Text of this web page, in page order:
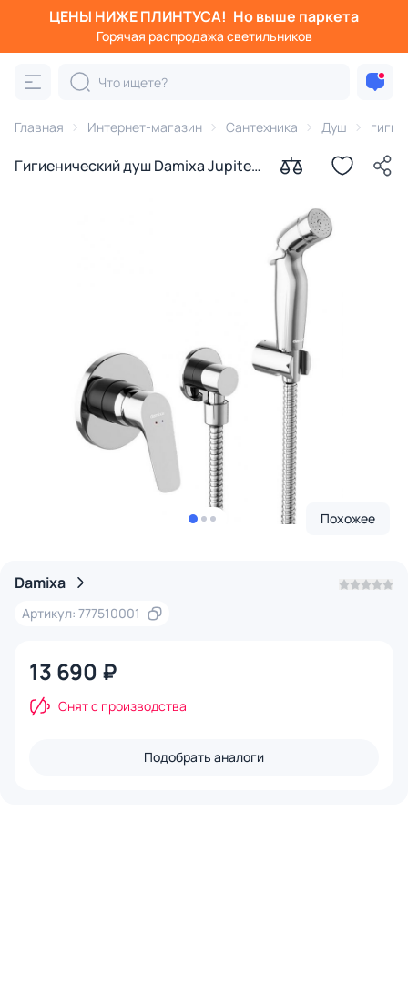
ЦЕНЫ НИЖЕ ПЛИНТУСА! Но выше паркета
Горячая распродажа светильников
Главная Интернет-магазин Сантехника Душ
Гигиенический душ Damixa Jupiter
Похожее
Damixa
Артикул: 777510001
13 690 ₽
Снят с производства
Подобрать аналоги